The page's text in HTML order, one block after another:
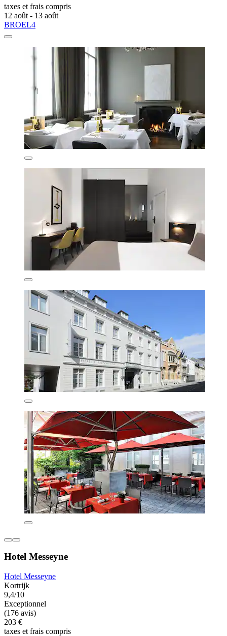
taxes et frais compris
12 août - 13 août
BROEL4
Hotel Messeyne
Hotel Messeyne
Kortrijk
9,4/10
Exceptionnel
(176 avis)
203 €
taxes et frais compris